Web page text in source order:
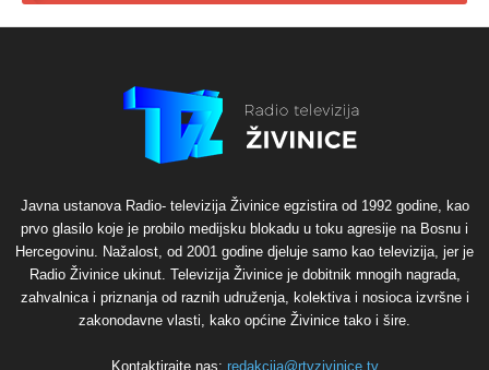
Javna ustanova Radio- televizija Živinice egzistira od 1992 godine, kao
prvo glasilo koje je probilo medijsku blokadu u toku agresije na Bosnu i
Hercegovinu. Nažalost, od 2001 godine djeluje samo kao televizija, jer je
Radio Živinice ukinut. Televizija Živinice je dobitnik mnogih nagrada,
zahvalnica i priznanja od raznih udruženja, kolektiva i nosioca izvršne i
zakonodavne vlasti, kako općine Živinice tako i šire.
Kontaktirajte nas: redakcija@rtvzivinice.tv